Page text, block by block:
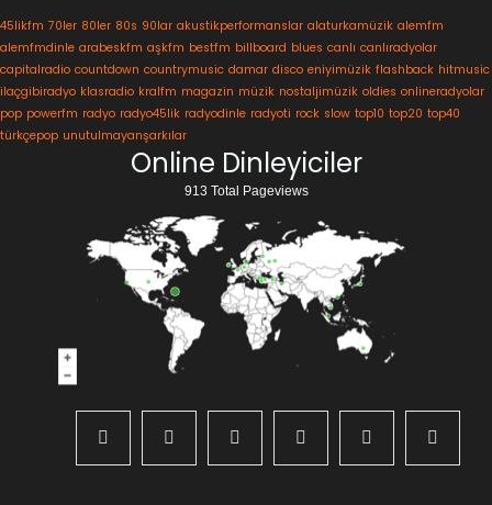
45likfm 70ler 80ler 80s 90lar akustikperformanslar alaturkamüzik alemfm
alemfmdinle arabeskfm aşkfm bestfm billboard blues canlı canlıradyolar
capitalradio countdown countrymusic damar disco eniyimüzik flashback hitmusic
ilaçgibiradyo klasradio kralfm magazin müzik nostaljimüzik oldies onlineradyolar
pop powerfm radyo radyo45lik radyodinle radyoti rock slow top10 top20 top40
türkçepop unutulmayanşarkılar
Online Dinleyiciler
913 Total Pageviews